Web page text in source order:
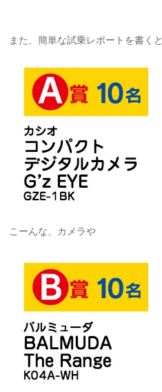
また、簡単な試乗レポートを書くと
こーんな、カメラや